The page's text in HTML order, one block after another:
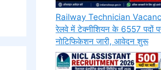
Railway Technician
रेलवे में टेक्नीशियन के 6557 पदों
नोटिफिकेशन जारी, आवेदन शुरू